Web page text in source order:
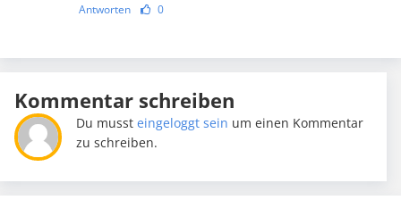
Antworten 0
Kommentar schreiben
Du mussteingeloggt sein um einen Kommentar
zu schreiben.